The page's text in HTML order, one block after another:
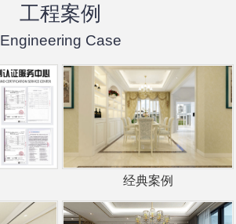
工程案例
Engineering Case
经典案例